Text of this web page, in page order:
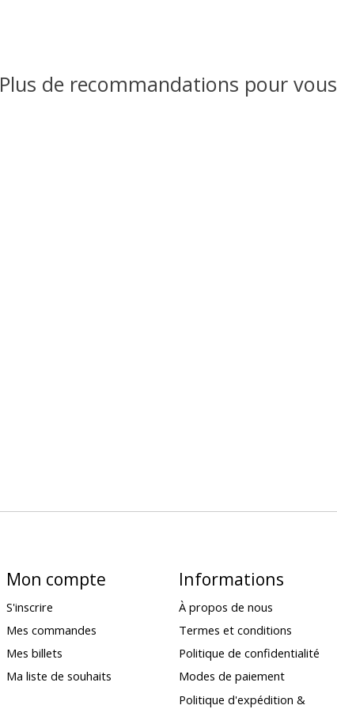
Plus de recommandations pour vous
Mon compte
S'inscrire
Mes commandes
Mes billets
Ma liste de souhaits
Informations
À propos de nous
Termes et conditions
Politique de confidentialité
Modes de paiement
Politique d'expédition &